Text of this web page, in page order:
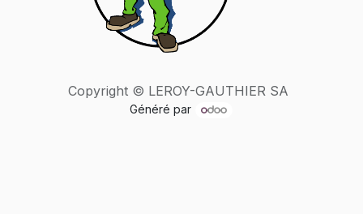
Copyright © LEROY-GAUTHIER SA
Généré par